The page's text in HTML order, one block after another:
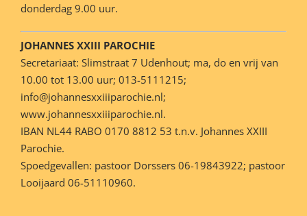
donderdag 9.00 uur.
JOHANNES XXIII PAROCHIE
Secretariaat: Slimstraat 7 Udenhout; ma, do en vrij van
10.00 tot 13.00 uur; 013-5111215;
info@johannesxxiiiparochie.nl;
www.johannesxxiiiparochie.nl.
IBAN NL44 RABO 0170 8812 53 t.n.v. Johannes XXIII
Parochie.
Spoedgevallen: pastoor Dorssers 06-19843922; pastoor
Looijaard 06-51110960.